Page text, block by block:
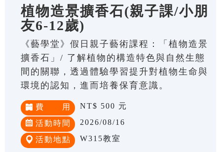
植物造景擴香石(親子課/小朋
友6-12歲)
《藝學堂》假日親子藝術課程：「植物造景
擴香石」/ 了解植物的構造特色與自然生態
間的關聯，透過體驗學習提升對植物生命與
環境的認知，進而培養保育意識。
費 用 NT$ 500 元
活動時間 2026/08/16
活動地點 W315教室